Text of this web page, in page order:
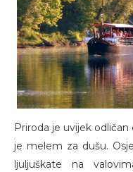
Priroda je uvijek
je melem za dušu.
ljuljuškate na